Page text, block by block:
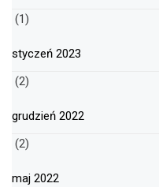
(1)
styczeń 2023
(2)
grudzień 2022
(2)
maj 2022